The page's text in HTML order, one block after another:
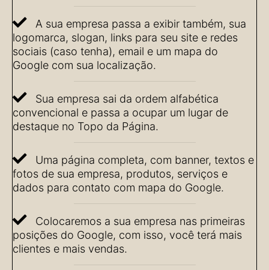
A sua empresa passa a exibir também, sua
logomarca, slogan, links para seu site e redes
sociais (caso tenha), email e um mapa do
Google com sua localização.
Sua empresa sai da ordem alfabética
convencional e passa a ocupar um lugar de
destaque no Topo da Página.
Uma página completa, com banner, textos e
fotos de sua empresa, produtos, serviços e
dados para contato com mapa do Google.
Colocaremos a sua empresa nas primeiras
posições do Google, com isso, você terá mais
clientes e mais vendas.